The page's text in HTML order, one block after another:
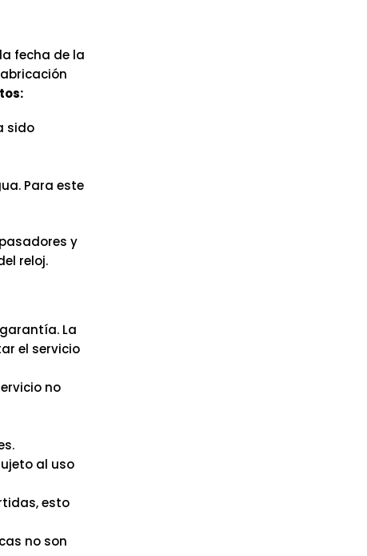
fecha de la
sido
Para este
y
reloj.
La
el servicio
no
al uso
esto
no son